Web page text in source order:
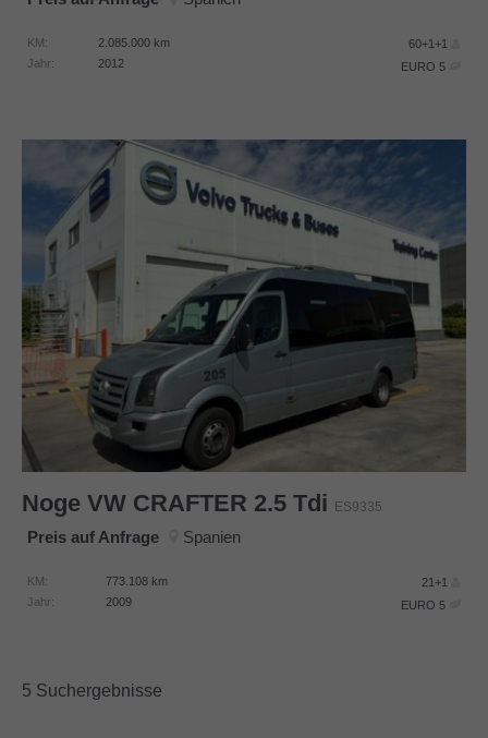
KM: 2.085.000 km
Jahr:
2012
60+1+1
EURO 5
Noge VW CRAFTER 2.5 Tdi ES9335
Preis auf Anfrage Spanien
KM: 773.108 km
Jahr:
2009
21+1
EURO 5
5 Suchergebnisse